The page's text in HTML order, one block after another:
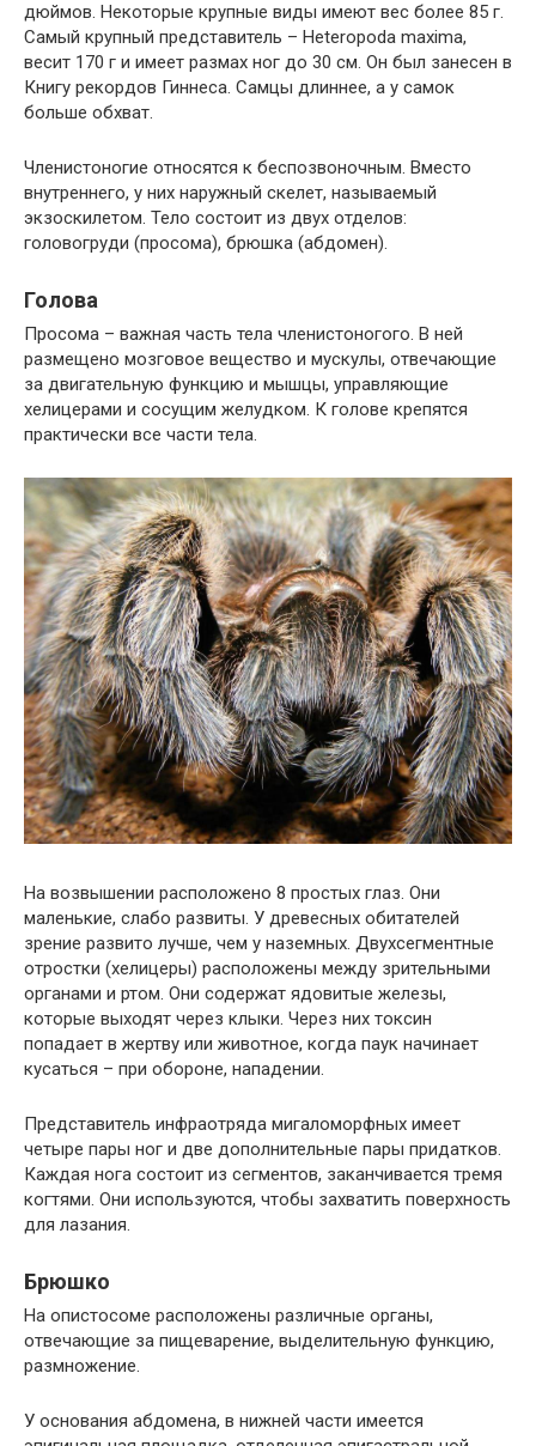
дюймов. Некоторые крупные виды имеют вес более 85 г.
Самый крупный представитель – Heteropoda maxima,
весит 170 г и имеет размах ног до 30 см. Он был занесен в
Книгу рекордов Гиннеса. Самцы длиннее, а у самок
больше обхват.
Членистоногие относятся к беспозвоночным. Вместо
внутреннего, у них наружный скелет, называемый
экзоскилетом. Тело состоит из двух отделов:
головогруди (просома), брюшка (абдомен).
Голова
Просома – важная часть тела членистоногого. В ней
размещено мозговое вещество и мускулы, отвечающие
за двигательную функцию и мышцы, управляющие
хелицерами и сосущим желудком. К голове крепятся
практически все части тела.
На возвышении расположено 8 простых глаз. Они
маленькие, слабо развиты. У древесных обитателей
зрение развито лучше, чем у наземных. Двухсегментные
отростки (хелицеры) расположены между зрительными
органами и ртом. Они содержат ядовитые железы,
которые выходят через клыки. Через них токсин
попадает в жертву или животное, когда паук начинает
кусаться – при обороне, нападении.
Представитель инфраотряда мигаломорфных имеет
четыре пары ног и две дополнительные пары придатков.
Каждая нога состоит из сегментов, заканчивается тремя
когтями. Они используются, чтобы захватить поверхность
для лазания.
Брюшко
На опистосоме расположены различные органы,
отвечающие за пищеварение, выделительную функцию,
размножение.
У основания абдомена, в нижней части имеется